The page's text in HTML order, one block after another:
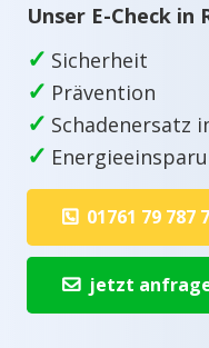
Unser E-Check
✓ Sicherheit
✓ Prävention
✓ Schadenersatz
✓
01761 79 787
jetzt